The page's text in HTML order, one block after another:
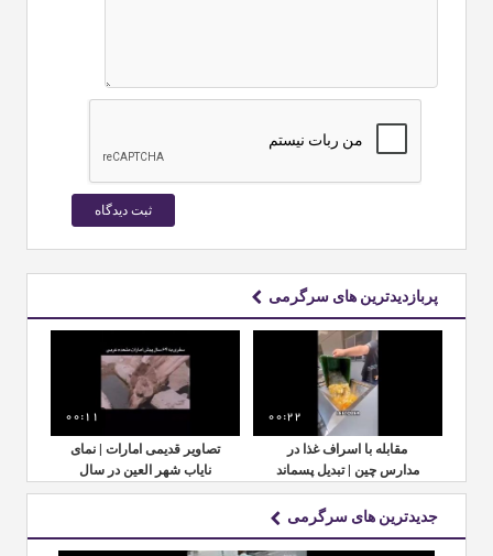
پربازدیدترین های سرگرمی
00:22
مقابله با اسراف غذا در
مدارس چین | تبدیل پسماند
غذایی به کود طبیعی
00:11
تصاویر قدیمی امارات | نمای
نایاب شهر العین در سال
۱۹۶۲
جدیدترین های سرگرمی